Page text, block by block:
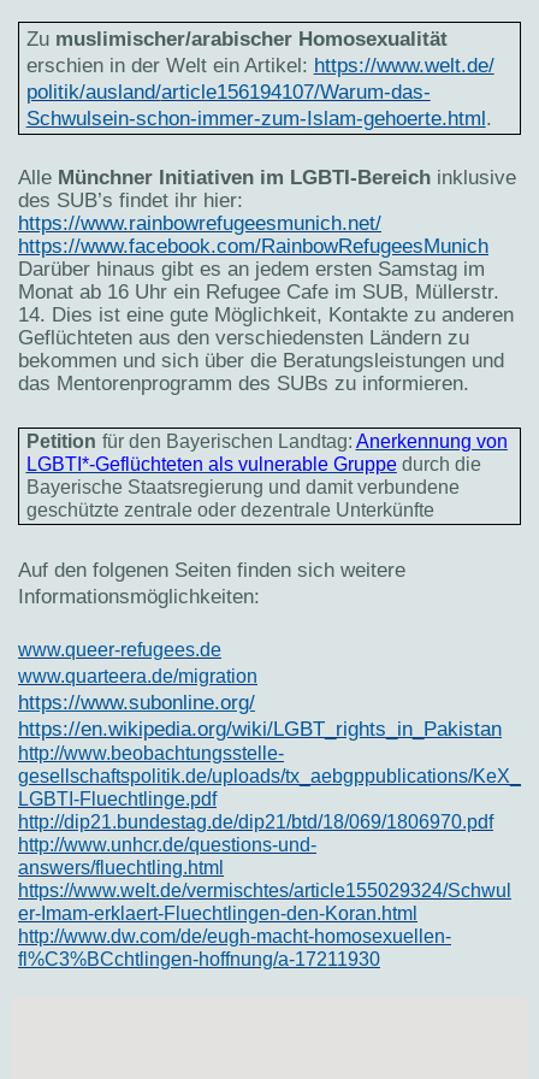
Zu muslimischer/arabischer Homosexualität
erschien in der Welt ein Artikel: https://www.welt.de/
politik/ausland/article156194107/Warum-das-
Schwulsein-schon-immer-zum-Islam-gehoerte.html.
Alle Münchner Initiativen im LGBTI-Bereich inklusive
des SUB’s findet ihr hier:
https://www.rainbowrefugeesmunich.net/
https://www.facebook.com/RainbowRefugeesMunich
Darüber hinaus gibt es an jedem ersten Samstag im
Monat ab 16 Uhr ein Refugee Cafe im SUB, Müllerstr.
14. Dies ist eine gute Möglichkeit, Kontakte zu anderen
Geflüchteten aus den verschiedensten Ländern zu
bekommen und sich über die Beratungsleistungen und
das Mentorenprogramm des SUBs zu informieren.
Petition für den Bayerischen Landtag: Anerkennung von
LGBTI*-Geflüchteten als vulnerable Gruppedurch die
Bayerische Staatsregierung und damit verbundene
geschützte zentrale oder dezentrale Unterkünfte
Auf den folgenen Seiten finden sich weitere
Informationsmöglichkeiten:
www.queer-refugees.de
www.quarteera.de/migration
https://www.subonline.org/
https://en.wikipedia.org/wiki/LGBT_rights_in_Pakistan
http://www.beobachtungsstelle-
gesellschaftspolitik.de/uploads/tx_aebgppublications/KeX_
LGBTI-Fluechtlinge.pdf
http://dip21.bundestag.de/dip21/btd/18/069/1806970.pdf
http://www.unhcr.de/questions-und-
answers/fluechtling.html
https://www.welt.de/vermischtes/article155029324/Schwul
er-Imam-erklaert-Fluechtlingen-den-Koran.html
http://www.dw.com/de/eugh-macht-homosexuellen-
fl%C3%BCchtlingen-hoffnung/a-17211930